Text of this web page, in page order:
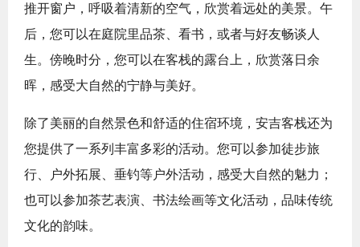
推开窗户，呼吸着清新的空气，欣赏着远处的美景。午
后，您可以在庭院里品茶、看书，或者与好友畅谈人
生。傍晚时分，您可以在客栈的露台上，欣赏落日余
晖，感受大自然的宁静与美好。
除了美丽的自然景色和舒适的住宿环境，安吉客栈还为
您提供了一系列丰富多彩的活动。您可以参加徒步旅
行、户外拓展、垂钓等户外活动，感受大自然的魅力；
也可以参加茶艺表演、书法绘画等文化活动，品味传统
文化的韵味。